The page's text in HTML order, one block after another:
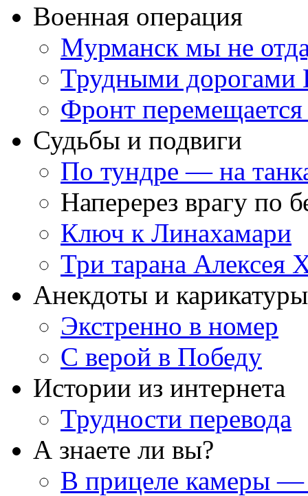
Военная операция
Мурманск мы не
Трудными дорогами
Фронт
Судьбы и подвиги
По тундре — на
Наперерез врагу по
Ключ к Линахамари
Три тарана Алексея
Анекдоты и карикатуры
Экстренно в номер
С верой в Победу
Истории из интернета
Трудности перевода
А знаете ли вы?
В прицеле камеры